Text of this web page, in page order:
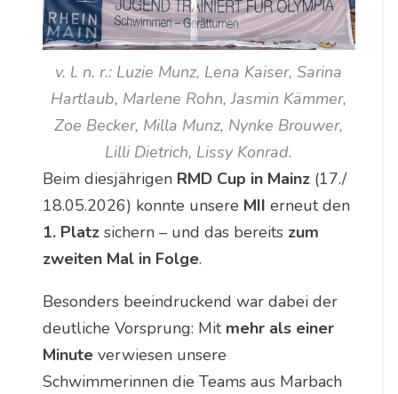
v. l. n. r.: Luzie Munz, Lena Kaiser, Sarina
Hartlaub, Marlene Rohn, Jasmin Kämmer,
Zoe Becker, Milla Munz, Nynke Brouwer,
Lilli Dietrich, Lissy Konrad.
Beim diesjährigen RMD Cup in Mainz(17./
18.05.2026) konnte unsere MII erneut den
1. Platzsichern – und das bereits zum
zweiten Mal in Folge.
Besonders beeindruckend war dabei der
deutliche Vorsprung: Mit mehr als einer
Minuteverwiesen unsere
Schwimmerinnen die Teams aus Marbach